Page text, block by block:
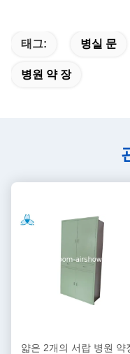
태그: 병실 문
병원 약 장
얇은 2개의 서랍 병원 약